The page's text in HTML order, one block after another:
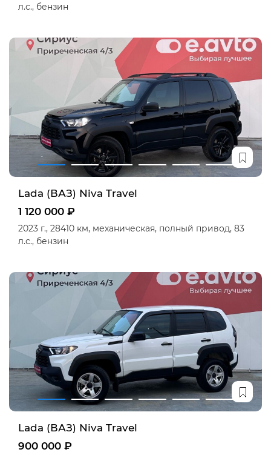
л.с., бензин
Lada (ВАЗ) Niva Travel
1 120 000 ₽
2023 г., 28410 км, механическая, полный привод, 83
л.с., бензин
Lada (ВАЗ) Niva Travel
900 000 ₽